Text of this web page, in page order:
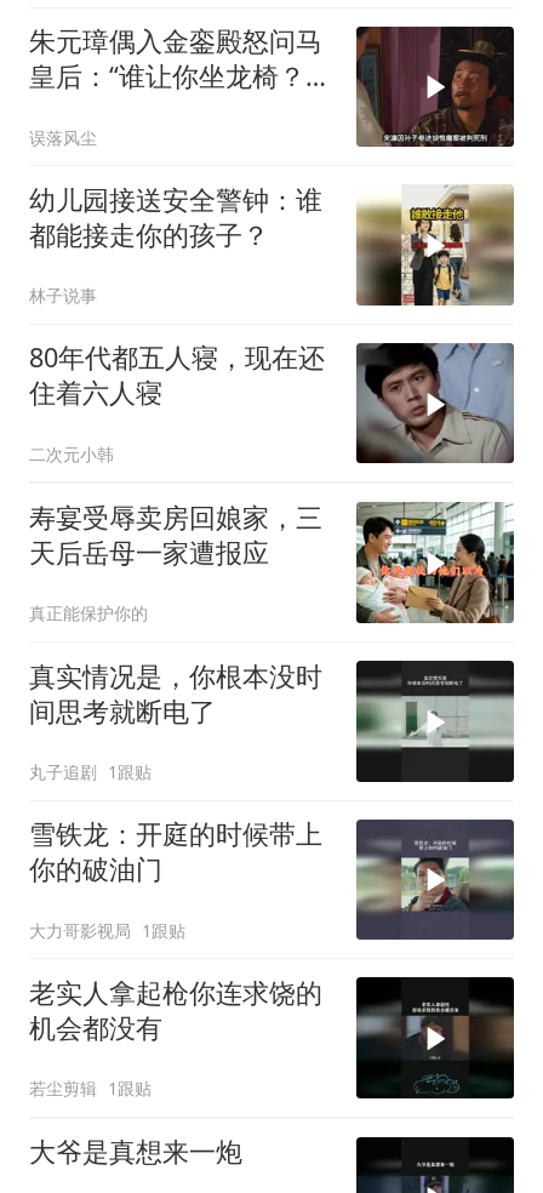
朱元璋偶入金銮殿怒问马
皇后：“谁让你坐龙椅？”
一半，我为什么不能坐
误落风尘
幼儿园接送安全警钟：谁
都能接走你的孩子？
林子说事
80年代都五人寝，现在还
住着六人寝
二次元小韩
寿宴受辱卖房回娘家，三
天后岳母一家遭报应
真正能保护你的
真实情况是，你根本没时
间思考就断电了
丸子追剧 1跟贴
雪铁龙：开庭的时候带上
你的破油门
大力哥影视局 1跟贴
老实人拿起枪你连求饶的
机会都没有
若尘剪辑 1跟贴
大爷是真想来一炮